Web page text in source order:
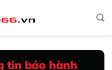
tin bảo hành